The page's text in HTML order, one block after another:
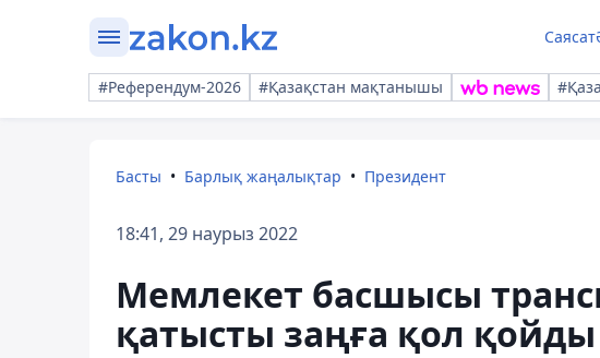
Саясат
#Референдум-2026 #Қазақстан мақтанышы
Басты Барлық жаңалықтар Президент
18:41, 29 наурыз 2022
Мемлекет басшысы
қатысты заңға қол қойды